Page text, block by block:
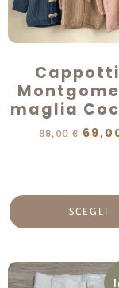
maglia
88,00€
SCEGLI